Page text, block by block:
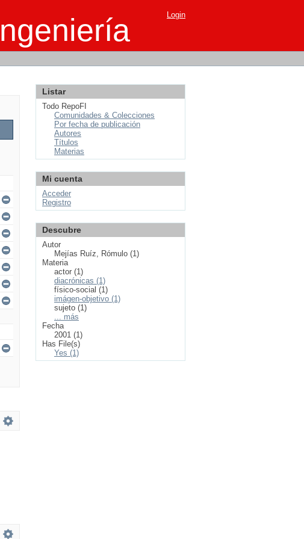
Login
Listar
Todo RepoFI
Comunidades & Colecciones
Por fecha de publicación
Autores
Títulos
Materias
Mi cuenta
Acceder
Registro
Descubre
Autor
Mejías Ruíz, Rómulo (1)
Materia
actor (1)
diacrónicas (1)
físico-social (1)
imágen-objetivo (1)
sujeto (1)
... más
Fecha
2001 (1)
Has File(s)
Yes (1)